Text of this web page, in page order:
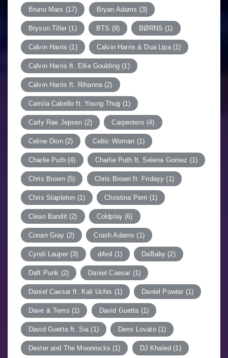
Bruno Mars (17) Bryan Adams (3)
Bryson Tiller (1) BTS (9) BØRNS (1)
Calvin Harris (1) Calvin Harris & Dua Lipa(1)
Calvin Harris ft. Ellie Goulding (1)
Calvin Harris ft. Rihanna (2)
Camila Cabello ft. Young Thug (1)
Carly Rae Jepsen (2) Carpenters (4)
Celine Dion(2) Celtic Woman (1)
Charlie Puth(4) Charlie Puth ft. Selena Gomez (1)
Chris Brown(5) Chris Brown ft. Fridayy (1)
Chris Stapleton (1) Christina Perri (1)
Clean Bandit(2) Coldplay (6)
Conan Gray (2) Crash Adams (1)
Cyndi Lauper(3) d4vd (1) DaBaby (2)
Daft Punk (2) Daniel Caesar (1)
Daniel Caesar ft. Kali Uchis (1) Daniel Powter (1)
Dave & Tems (1) David Guetta (1)
David Guetta ft. Sia (1) Demi Lovato(1)
Dexter and The Moonrocks (1) DJ Khaled (1)